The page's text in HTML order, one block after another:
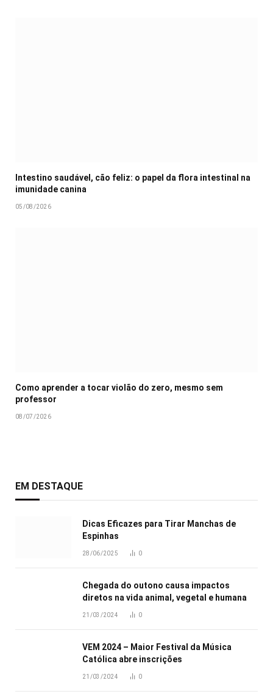
Intestino saudável, cão feliz: o papel da flora intestinal na
imunidade canina
05/08/2026
Como aprender a tocar violão do zero, mesmo sem
professor
08/07/2026
EM DESTAQUE
Dicas Eficazes para Tirar Manchas de
Espinhas
28/06/2025 0
Chegada do outono causa impactos
diretos na vida animal, vegetal e humana
21/03/2024 0
VEM 2024 – Maior Festival da Música
Católica abre inscrições
21/03/2024 0